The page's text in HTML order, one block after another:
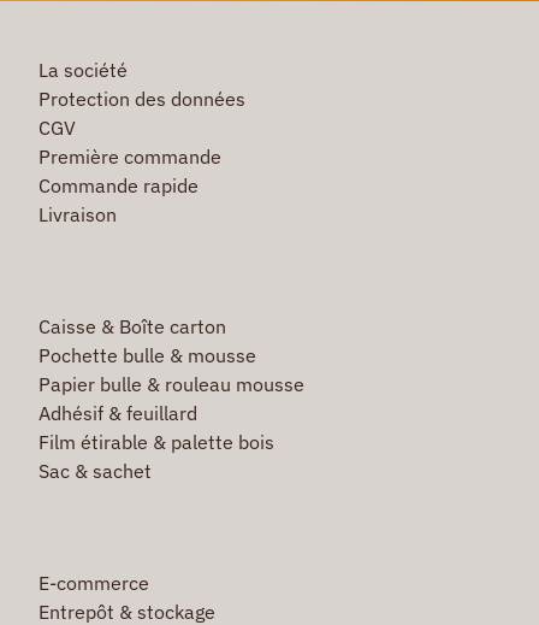
La société
Protection des données
CGV
Première commande
Commande rapide
Livraison
Caisse & Boîte carton
Pochette bulle & mousse
Papier bulle & rouleau mousse
Adhésif & feuillard
Film étirable & palette bois
Sac & sachet
E-commerce
Entrepôt & stockage